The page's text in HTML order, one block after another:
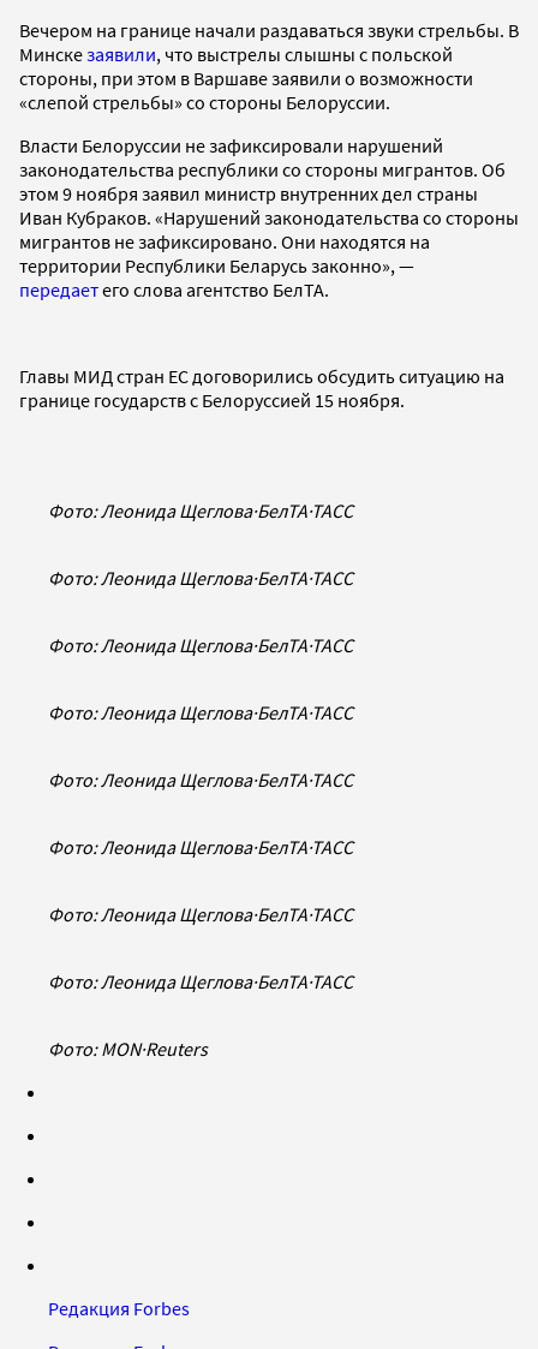
Вечером на границе начали раздаваться звуки стрельбы. В
Минскезаявили, что выстрелы слышны с польской
стороны, при этом в Варшаве заявили о возможности
«слепой стрельбы» со стороны Белоруссии.
Власти Белоруссии не зафиксировали нарушений
законодательства республики со стороны мигрантов. Об
этом 9 ноября заявил министр внутренних дел страны
Иван Кубраков. «Нарушений законодательства со стороны
мигрантов не зафиксировано. Они находятся на
территории Республики Беларусь законно», —
передаетего слова агентство БелТА.
Главы МИД стран ЕС договорились обсудить ситуацию на
границе государств с Белоруссией 15 ноября.
Фото: Леонида Щеглова·БелТА·ТАСС
Фото: Леонида Щеглова·БелТА·ТАСС
Фото: Леонида Щеглова·БелТА·ТАСС
Фото: Леонида Щеглова·БелТА·ТАСС
Фото: Леонида Щеглова·БелТА·ТАСС
Фото: Леонида Щеглова·БелТА·ТАСС
Фото: Леонида Щеглова·БелТА·ТАСС
Фото: Леонида Щеглова·БелТА·ТАСС
Фото: MON·Reuters
Редакция Forbes